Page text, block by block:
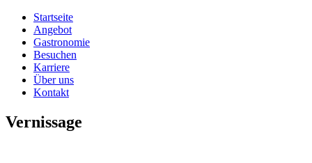
Startseite
Angebot
Gastronomie
Besuchen
Karriere
Über uns
Kontakt
Vernissage